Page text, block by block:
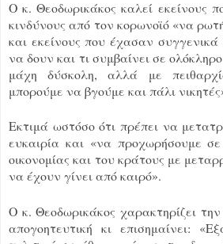
Ο κ. Θεοδωρικάκος καλεί εκείνους
κινδύνους από τον κορωνοϊό «να
και εκείνους που έχασαν
να δουν και τι συμβαίνει σε
μάχη δύσκολη, αλλά με
μπορούμε να βγούμε και πάλι
Εκτιμά ωστόσο ότι πρέπει να
ευκαιρία και «να προχωρήσουμε
οικονομίας και του κράτους με
να έχουν γίνει από καιρό».
Ο κ. Θεοδωρικάκος χαρακτηρίζει
απογοητευτική κι επισημαίνει: